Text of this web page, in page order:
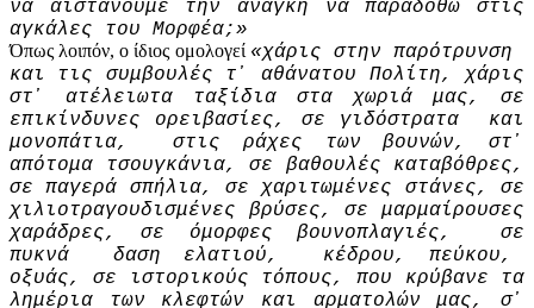
να αιστάνουμε την ανάγκη να παραδοθώ στις
αγκάλες του Μορφέα;»
Όπως λοιπόν, ο ίδιος ομολογεί «χάρις στην παρότρυνση
και τις συμβουλές τ᾽ αθάνατου Πολίτη, χάρις
στ᾽ ατέλειωτα ταξίδια στα χωριά μας, σε
επικίνδυνες ορειβασίες, σε γιδόστρατα και
μονοπάτια, στις ράχες των βουνών, στ᾽
απότομα τσουγκάνια, σε βαθουλές καταβόθρες,
σε παγερά σπήλια, σε χαριτωμένες στάνες, σε
χιλιοτραγουδισμένες βρύσες, σε μαρμαίρουσες
χαράδρες, σε όμορφες βουνοπλαγιές, σε
πυκνά δαση ελατιού, κέδρου, πεύκου,
οξυάς, σε ιστορικούς τόπους, που κρύβανε τα
λημέρια των κλεφτών και αρματολών μας, σ᾽